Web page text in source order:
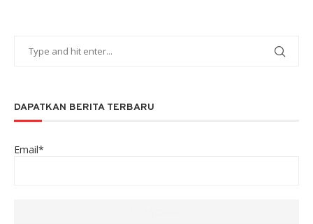
DAPATKAN BERITA TERBARU
Email*